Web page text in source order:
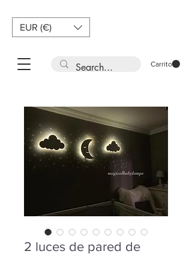
EUR (€)
Carrito
2 luces de pared de